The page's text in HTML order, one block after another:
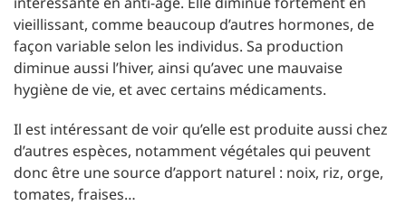
vieillissant, comme beaucoup d’autres hormones, de
façon variable selon les individus. Sa production
diminue aussi l’hiver, ainsi qu’avec une mauvaise
hygiène de vie, et avec certains médicaments.
Il est intéressant de voir qu’elle est produite aussi chez
d’autres espèces, notamment végétales qui peuvent
donc être une source d’apport naturel : noix, riz, orge,
tomates, fraises…